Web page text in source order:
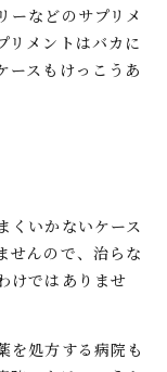
ーなどのサプリメ
リメントはバカに
ースもけっこうあ
くいかないケース
せんので、治らな
けではありませ
を処方する病院も